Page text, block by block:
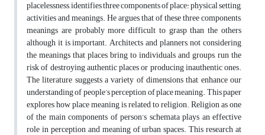
placelessness, identifies three components of place: physical setting,
activities and meanings. He argues, that of these three components,
meanings are probably more difficult to grasp than the others
although it is important. Architects and planners, not considering
the meanings that places bring to individuals and groups, run the
risk of destroying authentic places or producing inauthentic ones.
The literature suggests a variety of dimensions that enhance our
understanding of people’s perception of place meaning. This paper
explores how place meaning is related to religion. Religion as one
of the main components of person’s schemata plays an effective
role in perception and meaning of urban spaces. This research at